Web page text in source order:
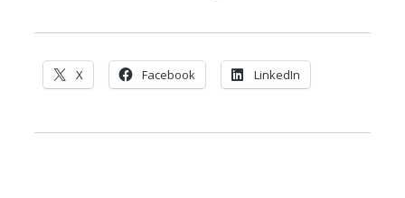
X Facebook LinkedIn